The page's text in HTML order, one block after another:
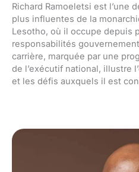
Richard Ramoeletsi est l’une
plus influentes de la
Lesotho, où il occupe depuis
responsabilités
carrière, marquée par une
de l’exécutif national, illustre
et les défis auxquels il est